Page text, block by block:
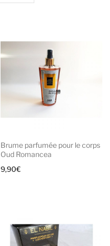
Brume parfumée pour le corps
Oud Romancea
9,90€